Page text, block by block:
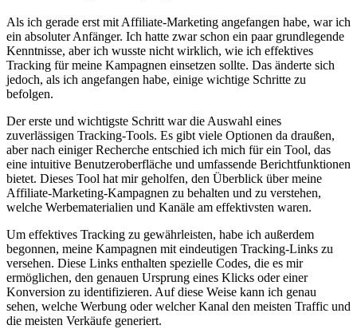
Als⁤ ich ‍gerade erst mit Affiliate-Marketing angefangen‍ habe, war‍ ich
ein absoluter Anfänger.‍ Ich hatte zwar⁣ schon ein paar ⁢grundlegende
Kenntnisse, aber ich wusste nicht wirklich, wie ‌ich⁤ effektives
Tracking ⁤für meine Kampagnen einsetzen‍ sollte. Das⁣ änderte sich
jedoch, als ich angefangen habe, einige⁢ wichtige Schritte zu
befolgen.
Der erste und wichtigste Schritt‍ war die Auswahl eines
zuverlässigen Tracking-Tools. Es gibt viele⁣ Optionen da ​draußen,
aber ⁢nach ⁣einiger Recherche entschied ⁢ich mich für ein Tool, das
eine intuitive Benutzeroberfläche und umfassende Berichtfunktionen
bietet. ⁤Dieses ⁣Tool hat mir ‍geholfen, den Überblick über meine
⁣Affiliate-Marketing-Kampagnen ⁢zu behalten​ und zu verstehen,
welche Werbematerialien und Kanäle ‍am‌ effektivsten ​waren.
Um effektives Tracking zu gewährleisten,‌ habe ich außerdem
begonnen, meine Kampagnen mit ‌eindeutigen Tracking-Links zu⁤
versehen. Diese​ Links enthalten​ spezielle Codes, die ‌es mir
ermöglichen, ⁣den genauen​ Ursprung eines⁢ Klicks‍ oder einer
Konversion zu identifizieren. ⁢Auf⁤ diese ⁢Weise kann ich ‍genau
sehen, welche Werbung oder welcher Kanal ​den meisten Traffic und
⁤die meisten⁤ Verkäufe⁢ generiert.